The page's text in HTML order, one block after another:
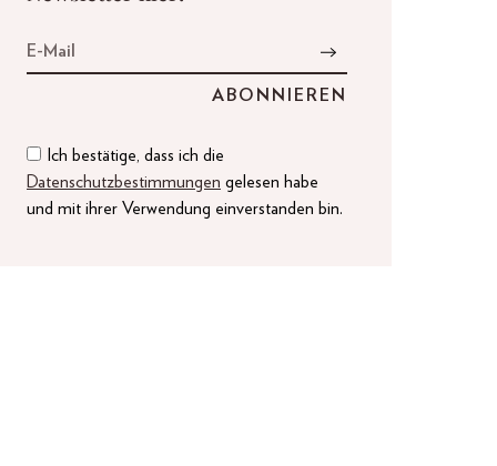
Ich bestätige, dass ich die
Datenschutzbestimmungen gelesen habe
und mit ihrer Verwendung einverstanden bin.